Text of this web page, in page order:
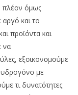
πλέον όμως
αργό και το
προϊόντα και
να
εξοικονομούμε
υδρογόνο με
τι δυνατότητες